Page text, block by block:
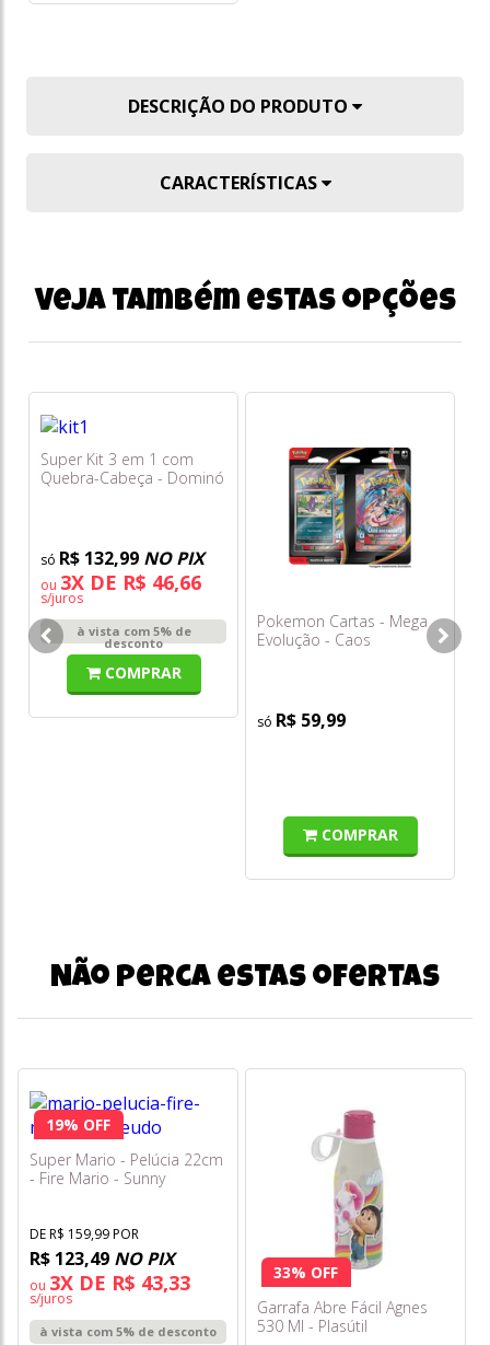
DESCRIÇÃO DO PRODUTO
CARACTERÍSTICAS
Veja também estas opções
Super Kit 3 em 1 com
Quebra-Cabeça - Dominó
R$ 132,99 NO PIX
ou 3X DE R$ 46,66
s/juros
à vista com 5% de
desconto
COMPRAR
Pokemon Cartas - Mega
Evolução - Caos
R$ 59,99
COMPRAR
Não perca estas ofertas
19% OFF
Super Mario - Pelúcia 22cm
- Fire Mario - Sunny
DE R$ 159,99 POR
R$ 123,49 NO PIX
ou 3X DE R$ 43,33
s/juros
à vista com 5% de desconto
33% OFF
Garrafa Abre Fácil Agnes
530 Ml - Plasútil